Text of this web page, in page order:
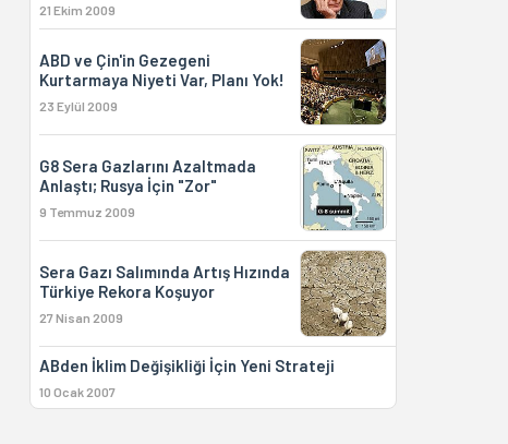
21 Ekim 2009
ABD ve Çin'in Gezegeni
Kurtarmaya Niyeti Var, Planı Yok!
23 Eylül 2009
G8 Sera Gazlarını Azaltmada
Anlaştı; Rusya İçin "Zor"
9 Temmuz 2009
Sera Gazı Salımında Artış Hızında
Türkiye Rekora Koşuyor
27 Nisan 2009
ABden İklim Değişikliği İçin Yeni Strateji
10 Ocak 2007